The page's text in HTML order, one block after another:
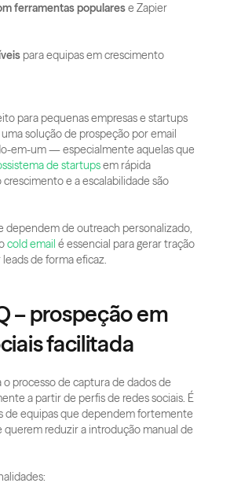
ferramentas populares e Zapier
para equipas em crescimento
para pequenas empresas e startups
solução de prospeção por email
em-um — especialmente aquelas que
de startups em rápida
e a escalabilidade são
dependem de outreach personalizado,
cold email é essencial para gerar tração
de forma eficaz.
– prospeção em
facilitada
o processo de captura de dados de
a partir de perfis de redes sociais. É
de equipas que dependem fortemente
querem reduzir a introdução manual de